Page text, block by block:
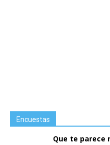
Encuestas
Que te parece